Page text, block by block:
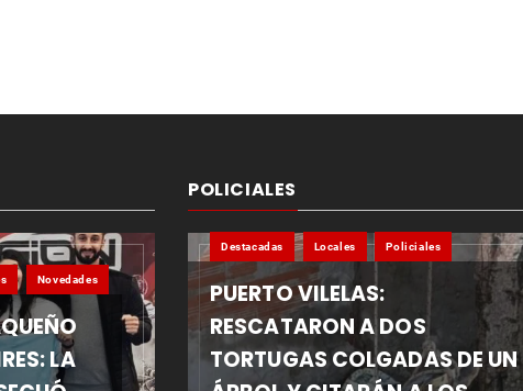
Novedades
LA
POLICIALES
Destacadas Locales Policiales
PUERTO VILELAS:
RESCATARON A DOS
TORTUGAS COLGADAS DE UN